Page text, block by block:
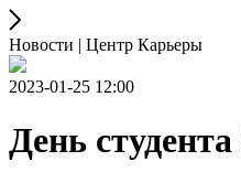
Новости | Центр Карьеры
2023-01-25 12:00
День студента